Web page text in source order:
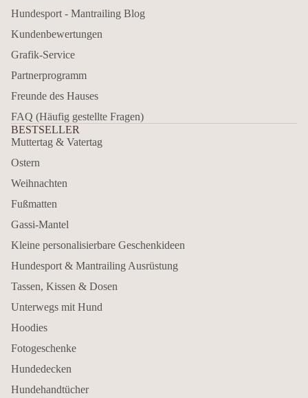
Hundesport - Mantrailing Blog
Kundenbewertungen
Grafik-Service
Partnerprogramm
Freunde des Hauses
FAQ (Häufig gestellte Fragen)
BESTSELLER
Muttertag & Vatertag
Ostern
Weihnachten
Fußmatten
Gassi-Mantel
Kleine personalisierbare Geschenkideen
Hundesport & Mantrailing Ausrüstung
Tassen, Kissen & Dosen
Unterwegs mit Hund
Hoodies
Fotogeschenke
Hundedecken
Hundehandtücher